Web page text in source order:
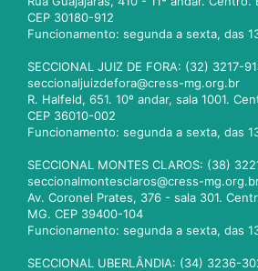
CEP 30180-912
Funcionamento: segunda a sexta, das
SECCIONAL JUIZ DE FORA: (32) 3217-
seccionaljuizdefora@cress-mg.org.br
R. Halfeld, 651. 10º andar, sala 1001.
CEP 36010-002
Funcionamento: segunda a sexta, das
SECCIONAL MONTES CLAROS: (38)
seccionalmontesclaros@cress-
Av. Coronel Prates, 376 - sala 301.
MG. CEP 39400-104
Funcionamento: segunda a sexta, das
SECCIONAL UBERLÂNDIA: (34) 3236-